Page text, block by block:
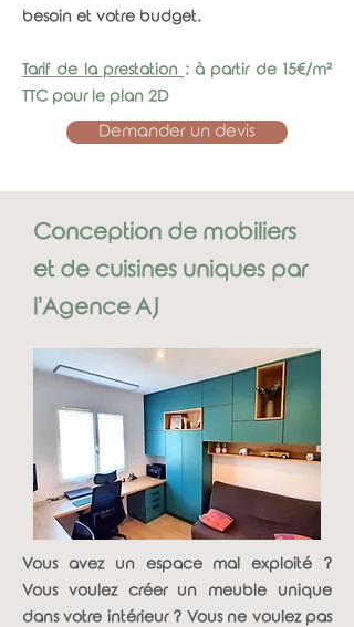
besoin et votre budget.
Tarif de la prestation : à partir de 15€/m²
TTC pour le plan 2D
Demander un devis
Conception de mobiliers
et de cuisines uniques par
l'Agence AJ
Vous avez un espace mal exploité ?
Vous voulez créer un meuble unique
dans votre intérieur ? Vous ne voulez pas